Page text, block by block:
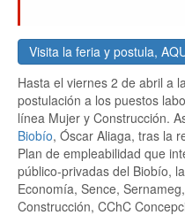
Visita la feria y postula,
Hasta el viernes 2 de abril a
postulación a los puestos
línea Mujer y Construcción.
Biobío, Óscar Aliaga, tras la
Plan de empleabilidad que
público-privadas del Biobío,
Economía, Sence,
Construcción, CChC